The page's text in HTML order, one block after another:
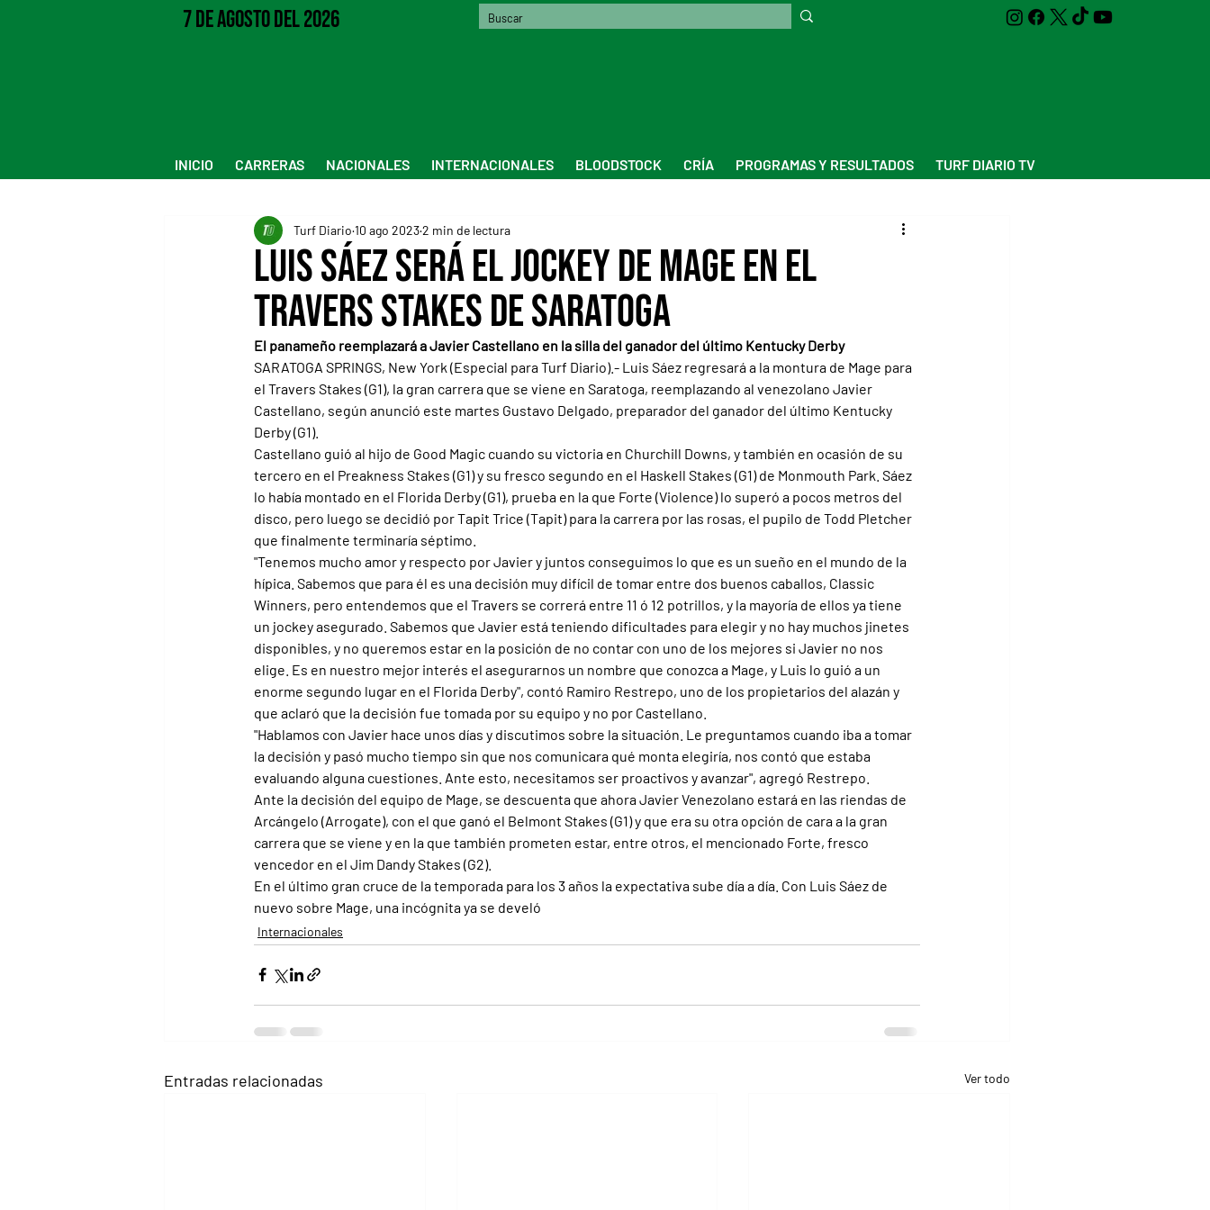
7 de Agosto del 2026
INICIO CARRERAS NACIONALES INTERNACIONALES BLOODSTOCK CRÍA PROGRAMAS Y RESULTADOS TURF DIARIO TV
Luis Sáez será el jockey de Mage en el
Travers Stakes de Saratoga
Turf Diario 10 ago 20232 min de lectura
El panameño reemplazará a Javier Castellano en la silla del ganador del último Kentucky Derby
SARATOGA SPRINGS, New York (Especial para Turf Diario).- Luis Sáez regresará a la montura de Mage para
el Travers Stakes (G1), la gran carrera que se viene en Saratoga, reemplazando al venezolano Javier
Castellano, según anunció este martes Gustavo Delgado, preparador del ganador del último Kentucky
Derby (G1).
Castellano guió al hijo de Good Magic cuando su victoria en Churchill Downs, y también en ocasión de su
tercero en el Preakness Stakes (G1) y su fresco segundo en el Haskell Stakes (G1) de Monmouth Park. Sáez
lo había montado en el Florida Derby (G1), prueba en la que Forte (Violence) lo superó a pocos metros del
disco, pero luego se decidió por Tapit Trice (Tapit) para la carrera por las rosas, el pupilo de Todd Pletcher
que finalmente terminaría séptimo.
"Tenemos mucho amor y respecto por Javier y juntos conseguimos lo que es un sueño en el mundo de la
hípica. Sabemos que para él es una decisión muy difícil de tomar entre dos buenos caballos, Classic
Winners, pero entendemos que el Travers se correrá entre 11 ó 12 potrillos, y la mayoría de ellos ya tiene
un jockey asegurado. Sabemos que Javier está teniendo dificultades para elegir y no hay muchos jinetes
disponibles, y no queremos estar en la posición de no contar con uno de los mejores si Javier no nos
elige. Es en nuestro mejor interés el asegurarnos un nombre que conozca a Mage, y Luis lo guió a un
enorme segundo lugar en el Florida Derby", contó Ramiro Restrepo, uno de los propietarios del alazán y
que aclaró que la decisión fue tomada por su equipo y no por Castellano.
"Hablamos con Javier hace unos días y discutimos sobre la situación. Le preguntamos cuando iba a tomar
la decisión y pasó mucho tiempo sin que nos comunicara qué monta elegiría, nos contó que estaba
evaluando alguna cuestiones. Ante esto, necesitamos ser proactivos y avanzar", agregó Restrepo.
Ante la decisión del equipo de Mage, se descuenta que ahora Javier Venezolano estará en las riendas de
Arcángelo (Arrogate), con el que ganó el Belmont Stakes (G1) y que era su otra opción de cara a la gran
carrera que se viene y en la que también prometen estar, entre otros, el mencionado Forte, fresco
vencedor en el Jim Dandy Stakes (G2).
En el último gran cruce de la temporada para los 3 años la expectativa sube día a día. Con Luis Sáez de
nuevo sobre Mage, una incógnita ya se develó
Internacionales
Entradas relacionadas Ver todo